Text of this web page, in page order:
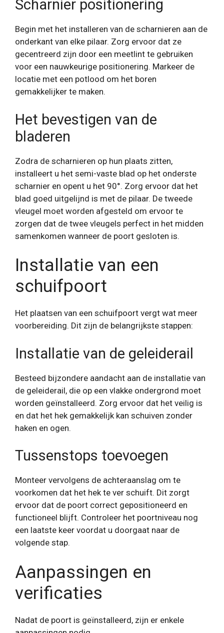
Scharnier positionering
Begin met het installeren van de scharnieren aan de
onderkant van elke pilaar. Zorg ervoor dat ze
gecentreerd zijn door een meetlint te gebruiken
voor een nauwkeurige positionering. Markeer de
locatie met een potlood om het boren
gemakkelijker te maken.
Het bevestigen van de
bladeren
Zodra de scharnieren op hun plaats zitten,
installeert u het semi-vaste blad op het onderste
scharnier en opent u het 90°. Zorg ervoor dat het
blad goed uitgelijnd is met de pilaar. De tweede
vleugel moet worden afgesteld om ervoor te
zorgen dat de twee vleugels perfect in het midden
samenkomen wanneer de poort gesloten is.
Installatie van een
schuifpoort
Het plaatsen van een schuifpoort vergt wat meer
voorbereiding. Dit zijn de belangrijkste stappen:
Installatie van de geleiderail
Besteed bijzondere aandacht aan de installatie van
de geleiderail, die op een vlakke ondergrond moet
worden geïnstalleerd. Zorg ervoor dat het veilig is
en dat het hek gemakkelijk kan schuiven zonder
haken en ogen.
Tussenstops toevoegen
Monteer vervolgens de achteraanslag om te
voorkomen dat het hek te ver schuift. Dit zorgt
ervoor dat de poort correct gepositioneerd en
functioneel blijft. Controleer het poortniveau nog
een laatste keer voordat u doorgaat naar de
volgende stap.
Aanpassingen en
verificaties
Nadat de poort is geïnstalleerd, zijn er enkele